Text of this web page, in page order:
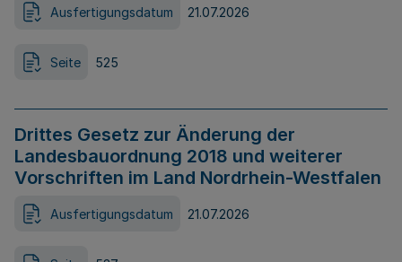
Ausfertigungsdatum 21.07.2026
Seite 525
Drittes Gesetz zur Änderung der
Landesbauordnung 2018 und weiterer
Vorschriften im Land Nordrhein-Westfalen
Ausfertigungsdatum 21.07.2026